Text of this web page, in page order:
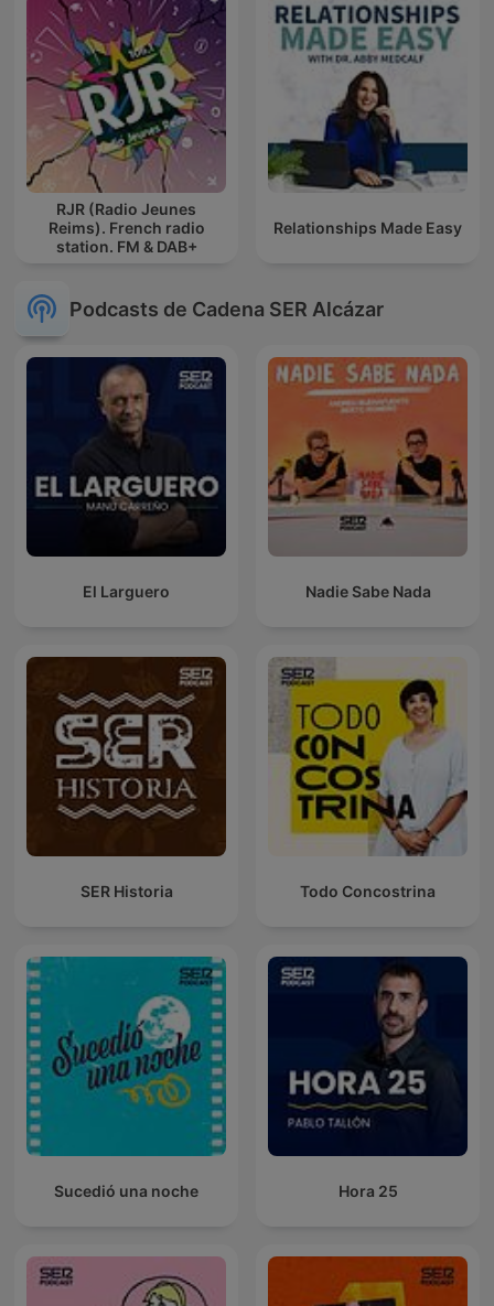
RJR (Radio Jeunes
Reims). French radio
station. FM & DAB+
Relationships Made Easy
Podcasts de Cadena SER Alcázar
El Larguero Nadie Sabe Nada
SER Historia Todo Concostrina
Sucedió una noche Hora 25